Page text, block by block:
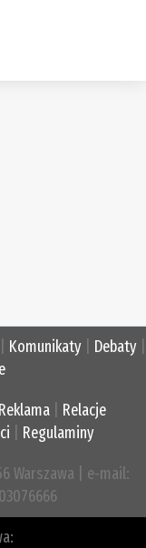
Komunikaty Debaty
Reklama
Relacje
Regulaminy
Warszawa | e-mail: